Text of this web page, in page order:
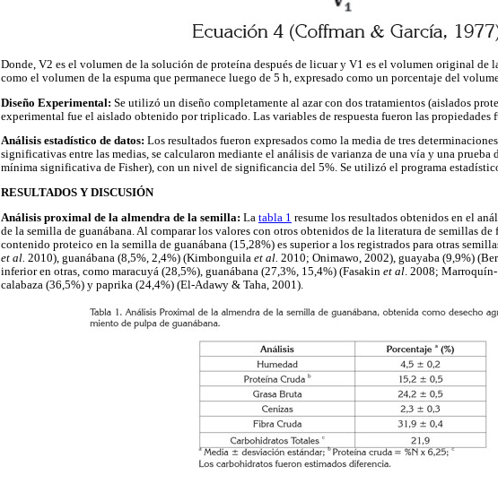
Donde, V2 es el volumen de la solución de proteína después de licuar y V1 es el volumen original de
como el volumen de la espuma que permanece luego de 5 h, expresado como un porcentaje del
Diseño Experimental: Se utilizó un diseño completamente al azar con dos tratamientos (aislados
experimental fue el aislado obtenido por triplicado. Las variables de respuesta fueron las propiedades
Análisis estadístico de datos: Los resultados fueron expresados como la media de tres
significativas entre las medias, se calcularon mediante el análisis de varianza de una vía y una
mínima significativa de Fisher), con un nivel de significancia del 5%. Se utilizó el programa
RESULTADOS Y DISCUSIÓN
Análisis proximal de la almendra de la semilla: La tabla 1 resume los resultados obtenidos en el
de la semilla de guanábana. Al comparar los valores con otros obtenidos de la literatura de semillas
contenido proteico en la semilla de guanábana (15,28%) es superior a los registrados para otras
et al. 2010), guanábana (8,5%, 2,4%) (Kimbonguila et al. 2010; Onimawo, 2002), guayaba (9,9%)
inferior en otras, como maracuyá (28,5%), guanábana (27,3%, 15,4%) (Fasakin et al . 2008;
calabaza (36,5%) y paprika (24,4%) (El-Adawy & Taha, 2001).